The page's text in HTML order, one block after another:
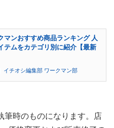
マンおすすめ商品ランキング 人
テムをカテゴリ別に紹介【最新
イチオシ編集部 ワークマン部
筆時のものになります。店